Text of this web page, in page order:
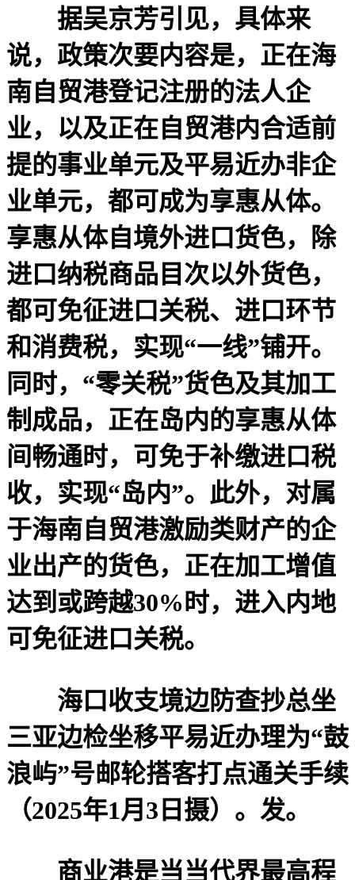
据吴京芳引见，具体来
说，政策次要内容是，正在海
南自贸港登记注册的法人企
业，以及正在自贸港内合适前
提的事业单元及平易近办非企
业单元，都可成为享惠从体。
享惠从体自境外进口货色，除
进口纳税商品目次以外货色，
都可免征进口关税、进口环节
和消费税，实现“一线”铺开。
同时，“零关税”货色及其加工
制成品，正在岛内的享惠从体
间畅通时，可免于补缴进口税
收，实现“岛内”。此外，对属
于海南自贸港激励类财产的企
业出产的货色，正在加工增值
达到或跨越30%时，进入内地
可免征进口关税。
海口收支境边防查抄总坐
三亚边检坐移平易近办理为“鼓
浪屿”号邮轮搭客打点通关手续
（2025年1月3日摄）。发。
商业港是当当代界最高程